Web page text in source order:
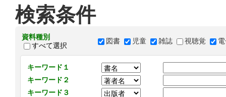
検索条件
資料種別
すべて選択
図書 児童 雑誌 視聴覚
キーワード１
キーワード２
キーワード３